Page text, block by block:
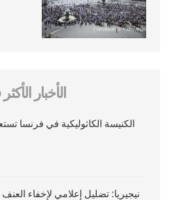
الأخبار
الكنيسة الكاثوليكية في فرنسا
نيجيريا: تضليل إعلامي لإخفاء